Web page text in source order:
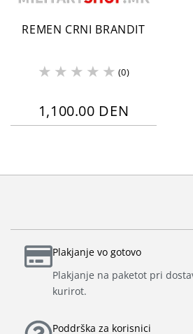
REMEN CRNI BRANDIT
(0)
1,100.00 DEN
Plakjanje vo gotovo
Plakjanje na paketot pri
kurirot.
Poddrška za korisnici